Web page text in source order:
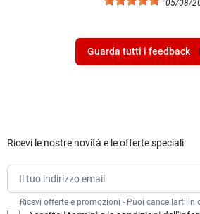
05/08/
Guarda tutti i feedback
Ricevi le nostre novità e le offerte speciali
Ricevi offerte e promozioni - Puoi cancellarti in